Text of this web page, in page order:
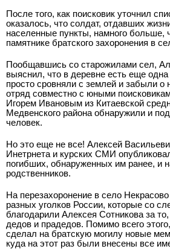
После того, как поисковик уточнил
оказалось, что солдат, отдавших
населенные пункты, намного больше,
памятнике братского захоронения в
Пообщавшись со старожилами сел,
выяснил, что в деревне есть еще
просто сровняли с землей и забыли о
отряд совместно с юными
Игорем Ивановым из Китаевской
Медвенского района обнаружили и
человек.
Но это еще не все! Алексей
Инетрнета и курских СМИ
погибших, обнаруженных им ранее, и
родственников.
На перезахоронение в село
разных уголков России, которые со
благодарили Алексея Сотникова за
дедов и прадедов. Помимо всего
сделал на братскую могилу новые
куда на этот раз были внесены все